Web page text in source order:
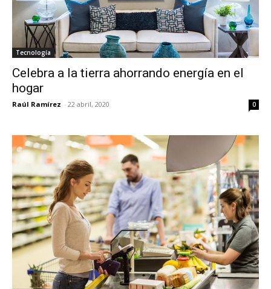
Tecnología
Celebra a la tierra ahorrando energía en el
hogar
Raúl Ramírez - 22 abril, 2020 0